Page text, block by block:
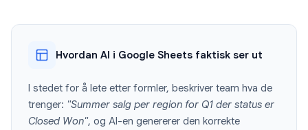
Hvordan AI i Google Sheets faktisk ser ut
I stedet for å lete etter formler, beskriver team hva de
trenger: "Summer salg per region for Q1 der status er
Closed Won", og AI-en genererer den korrekte